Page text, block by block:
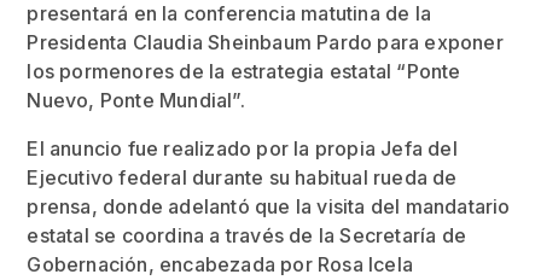
presentará en la conferencia matutina de la
Presidenta Claudia Sheinbaum Pardo para exponer
los pormenores de la estrategia estatal “Ponte
Nuevo, Ponte Mundial”.
El anuncio fue realizado por la propia Jefa del
Ejecutivo federal durante su habitual rueda de
prensa, donde adelantó que la visita del mandatario
estatal se coordina a través de la Secretaría de
Gobernación, encabezada por Rosa Icela